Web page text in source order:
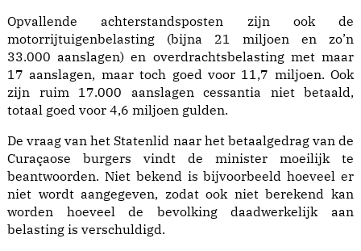
Opvallende achterstandsposten zijn ook de
motorrijtuigenbelasting (bijna 21 miljoen en zo’n
33.000 aanslagen) en overdrachtsbelasting met maar
17 aanslagen, maar toch goed voor 11,7 miljoen. Ook
zijn ruim 17.000 aanslagen cessantia niet betaald,
totaal goed voor 4,6 miljoen gulden.
De vraag van het Statenlid naar het betaalgedrag van de
Curaçaose burgers vindt de minister moeilijk te
beantwoorden. Niet bekend is bijvoorbeeld hoeveel er
niet wordt aangegeven, zodat ook niet berekend kan
worden hoeveel de bevolking daadwerkelijk aan
belasting is verschuldigd.